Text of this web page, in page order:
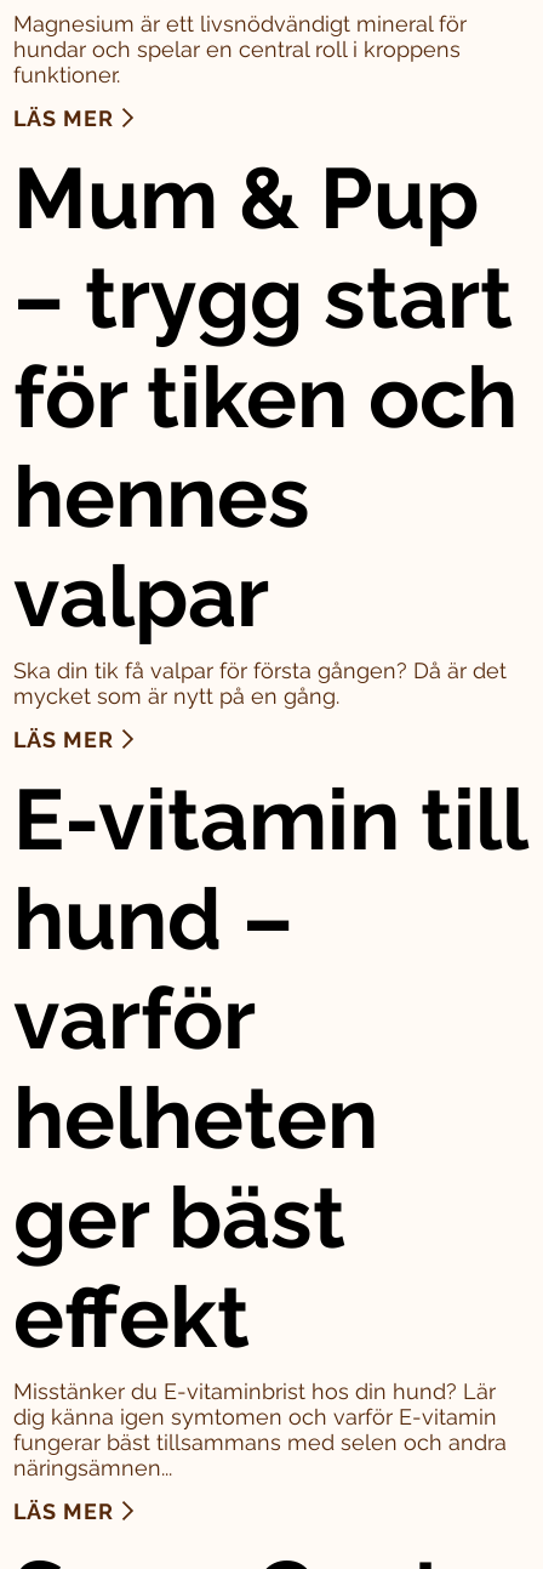
Magnesium är ett livsnödvändigt mineral för
hundar och spelar en central roll i kroppens
funktioner.
LÄS MER
Mum & Pup
– trygg start
för tiken och
hennes
valpar
Ska din tik få valpar för första gången? Då är det
mycket som är nytt på en gång.
LÄS MER
E-vitamin till
hund –
varför
helheten
ger bäst
effekt
Misstänker du E-vitaminbrist hos din hund? Lär
dig känna igen symtomen och varför E-vitamin
fungerar bäst tillsammans med selen och andra
näringsämnen...
LÄS MER